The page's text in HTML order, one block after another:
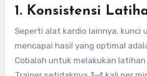
1. Konsistensi
Seperti alat kardio lainnya, kunci
mencapai hasil yang optimal
Cobalah untuk melakukan latihan